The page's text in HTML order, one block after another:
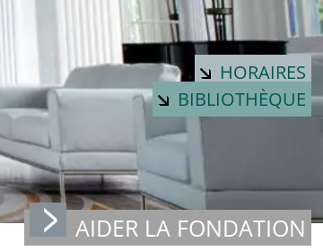
HORAIRES
BIBLIOTHÈQUE
AIDER LA FONDATION